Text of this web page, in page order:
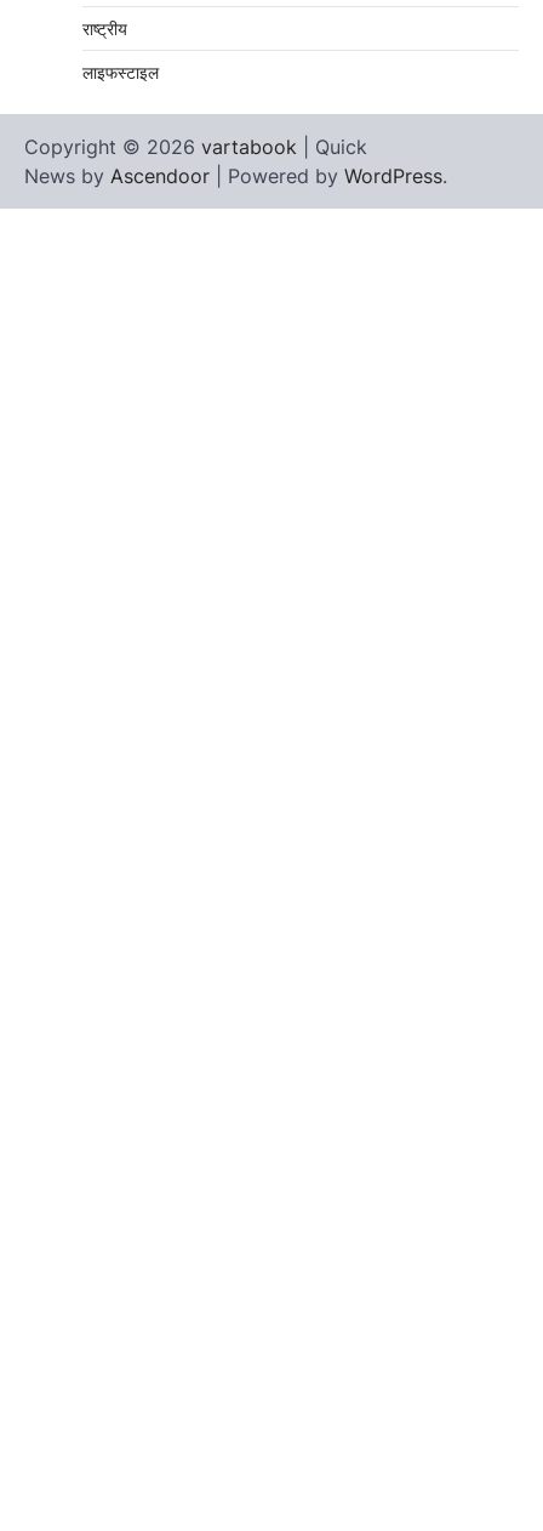
राष्ट्रीय
लाइफस्टाइल
Copyright © 2026 vartabook | Quick
News by Ascendoor | Powered by WordPress.